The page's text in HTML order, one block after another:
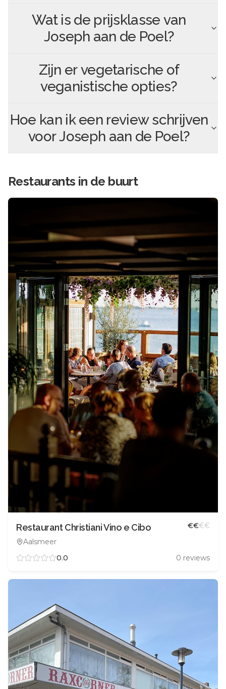
Wat is de prijsklasse van
Joseph aan de Poel?
Zijn er vegetarische of
veganistische opties?
Hoe kan ik een review schrijven
voorJoseph aan de Poel?
Restaurants in de buurt
Restaurant Christiani Vino e Cibo
Aalsmeer
€€€€
0.0 0 reviews